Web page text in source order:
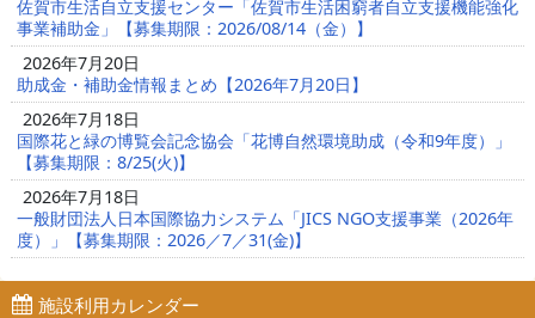
佐賀市生活自立支援センター「佐賀市生活困窮者自立支援機能強化
事業補助金」【募集期限：2026/08/14（金）】
2026年7月20日
助成金・補助金情報まとめ【2026年7月20日】
2026年7月18日
国際花と緑の博覧会記念協会「花博自然環境助成（令和9年度）」
【募集期限：8/25(火)】
2026年7月18日
一般財団法人日本国際協力システム「JICS NGO支援事業（2026年
度）」【募集期限：2026／7／31(金)】
施設利用カレンダー